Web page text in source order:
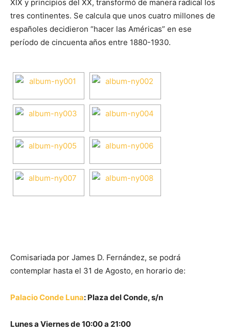
XIX y principios del XX, transformó de manera radical los
tres continentes. Se calcula que unos cuatro millones de
españoles decidieron “hacer las Américas” en ese
período de cincuenta años entre 1880-1930.
Comisariada por James D. Fernández, se podrá
contemplar hasta el 31 de Agosto, en horario de:
Palacio Conde Luna: Plaza del Conde, s/n
Lunes a Viernes de 10:00 a 21:00